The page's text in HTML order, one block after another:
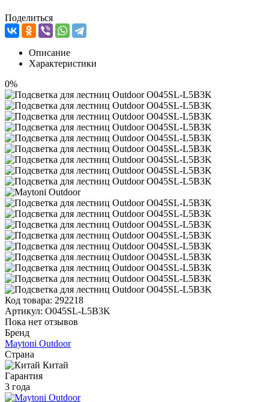
Поделиться
Описание
Характеристики
0%
Код товара: 292218
Артикул: O045SL-L5B3K
Пока нет отзывов
Бренд
Maytoni Outdoor
Страна
Китай
Гарантия
3 года